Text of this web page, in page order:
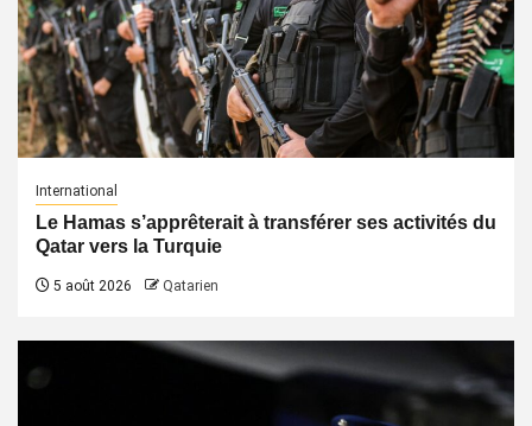
International
Le Hamas s’apprêterait à transférer ses activités du
Qatar vers la Turquie
5 août 2026 Qatarien